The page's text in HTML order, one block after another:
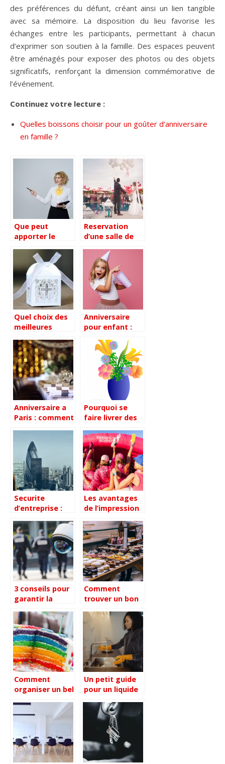
des préférences du défunt, créant ainsi un lien tangible
avec sa mémoire. La disposition du lieu favorise les
échanges entre les participants, permettant à chacun
d’exprimer son soutien à la famille. Des espaces peuvent
être aménagés pour exposer des photos ou des objets
significatifs, renforçant la dimension commémorative de
l’événement.
Continuez votre lecture :
Quelles boissons choisir pour un goûter d’anniversaire
en famille ?
Que peut
apporter le
Entertainment à
la
communication
événementielle
de votre
marque ?
Reservation
d’une salle de
comment bien
faire son choix
Quel choix des
meilleures
on faire pour
une communion
?
Anniversaire
pour enfant :
une fete reussie
Anniversaire a
Paris : comment
restaurant ?
Pourquoi se
faire livrer des
artisan fleuriste
?
Securite
d’entreprise :
important et
comment
trouver le
service qui
correspond a
vos besoins
Les avantages
de l’impression
personnalisee
pour les
evenements
professionnels
3 conseils pour
garantir la
locaux
d’entreprise
Comment
trouver un bon
votre
evenement ?
Comment
organiser un bel
theme pour ses
Un petit guide
pour un liquide
efficace lors de
evenements